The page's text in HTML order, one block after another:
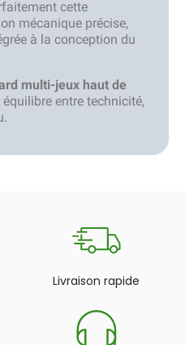
cette
mécanique précise,
à la conception du
multi-jeux haut de
entre technicité,
Livraison rapide